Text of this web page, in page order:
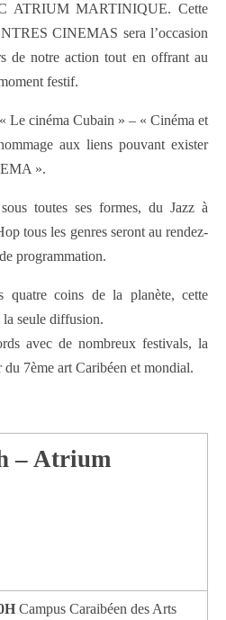
ATRIUM MARTINIQUE. Cette
CINEMAS sera l’occasion
de notre action tout en offrant au
festif.
Le cinéma Cubain » – « Cinéma et
aux liens pouvant exister
».
toutes ses formes, du Jazz à
tous les genres seront au rendez-
programmation.
quatre coins de la planète, cette
la seule diffusion.
avec de nombreux festivals, la
7ème art Caribéen et mondial.
– Atrium
Campus Caraibéen des Arts